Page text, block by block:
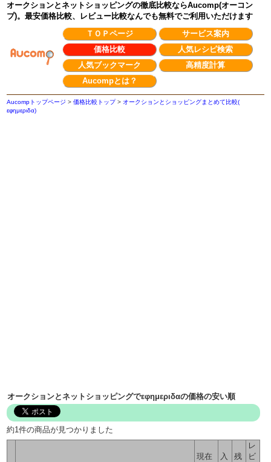
オークションとネットショッピングの徹底比較ならAucomp(オーコン
プ)。最安価格比較、レビュー比較なんでも無料でご利用いただけます
ＴＯＰページ
サービス案内
価格比較
人気レシピ検索
人気ブックマーク
高精度計算
Aucompとは？
Aucompトップページ >価格比較トップ> オークションとショッピングまとめて比較(
εφημεριδα)
オークションとネットショッピングでεφημεριδαの価格の安い順
約1件の商品が見つかりました
現在
入
残
レ
ビ